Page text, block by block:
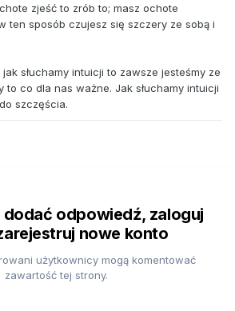
zjeść to zrób to; masz ochote
ten sposób czujesz się szczery ze sobą i
słuchamy intuicji to zawsze jesteśmy ze
to co dla nas ważne. Jak słuchamy intuicji
szczęścia.
dodać odpowiedź, zaloguj
nowe konto
użytkownicy mogą komentować
zawartość tej strony.